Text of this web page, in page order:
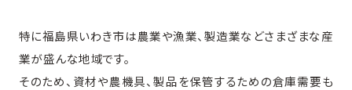
特に福島県いわき市は農業や漁業、製造業などさまざまな産
業が盛んな地域です。
そのため、資材や農機具、製品を保管するための倉庫需要も